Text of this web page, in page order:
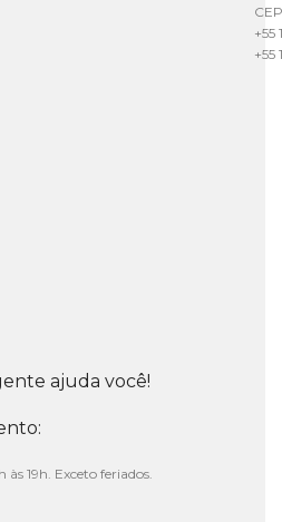
+55
+55
ajuda você!
às 19h. Exceto feriados.